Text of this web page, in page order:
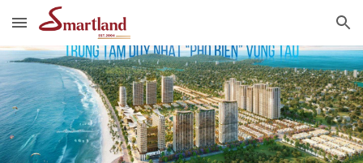
Skip to main content Skip to navigation